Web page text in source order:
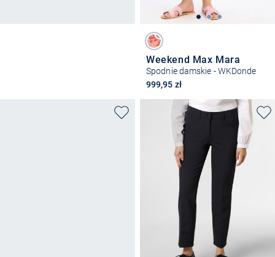
Weekend Max Mara
Spodnie damskie - WKDonde
999,95 zł